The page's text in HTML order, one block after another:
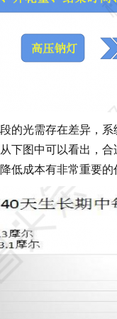
的光需存在差异，
下图中可以看出，
低成本有非常重要的